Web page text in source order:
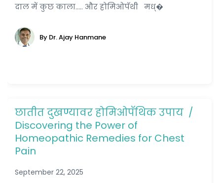
दाल में कुछ काला..... और होमिओपॅथी मध्�
By Dr. Ajay Hanmane
छातीत दुखण्यावर होमिओपॅथिक उपाय /
Discovering the Power of
Homeopathic Remedies for Chest
Pain
September 22, 2025